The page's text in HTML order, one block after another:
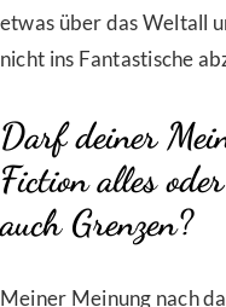
etwas über das Weltall
nicht ins Fantastische
Darf deiner
Fiction alles
auch Grenzen?
Meiner Meinung nach